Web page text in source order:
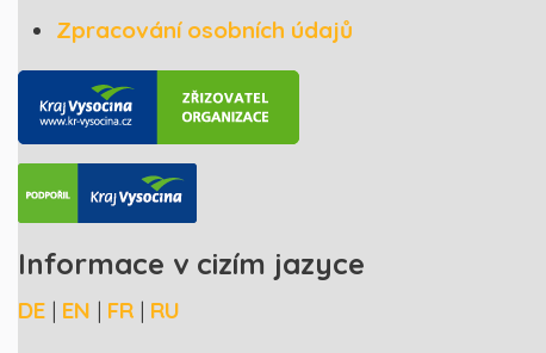
Zpracování osobních údajů
Informace v cizím jazyce
DE | EN | FR | RU